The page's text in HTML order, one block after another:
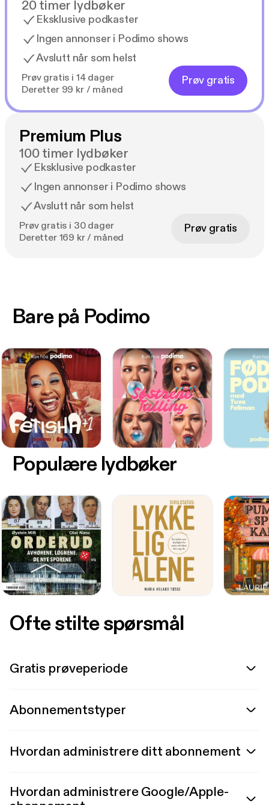
20 timer lydbøker
Eksklusive podkaster
Ingen annonser i Podimo shows
Avslutt når som helst
Prøv gratis i 14 dager
Deretter 99 kr / måned
Prøv gratis
Premium Plus
100 timer lydbøker
Eksklusive podkaster
Ingen annonser i Podimo shows
Avslutt når som helst
Prøv gratis i 30 dager
Deretter 169 kr / måned
Prøv gratis
Bare på Podimo
Populære lydbøker
Ofte stilte spørsmål
Gratis prøveperiode
Abonnementstyper
Hvordan administrere ditt abonnement
Hvordan administrere Google/Apple-